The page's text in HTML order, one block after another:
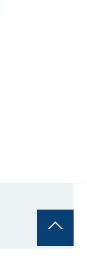
Back
Top